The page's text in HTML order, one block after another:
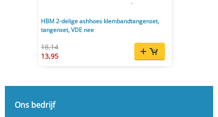
HBM 2-delige ashhoes klembandtangenset,
tangenset, VDE nee
18,14
13,95
Ons bedrijf